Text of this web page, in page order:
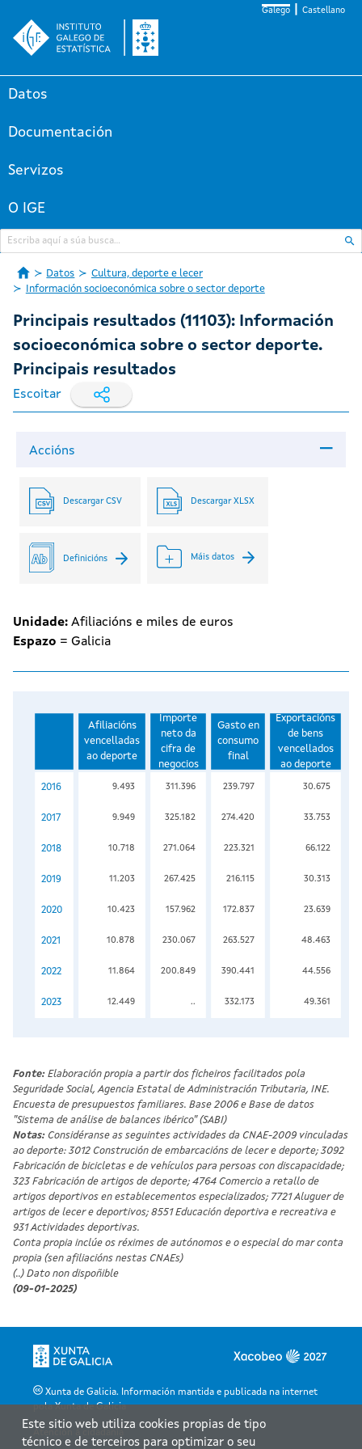
Galego Castellano
Datos
Documentación
Servizos
O IGE
Datos
Cultura, deporte e lecer
Información socioeconómica sobre o sector deporte
Principais resultados (11103): Información
socioeconómica sobre o sector deporte.
Principais resultados
Escoitar
Accións
Descargar CSV Descargar XLSX
Definicións Máis datos
Unidade: Afiliacións e miles de euros
Espazo = Galicia
Afiliacións
vencelladas
ao deporte
Importe
neto da
cifra de
negocios
Gasto en
consumo
final
Exportacións
de bens
vencellados
ao deporte
2016 9.493 311.396 239.797 30.675
2017 9.949 325.182 274.420 33.753
2018 10.718 271.064 223.321 66.122
2019 11.203 267.425 216.115 30.313
2020 10.423 157.962 172.837 23.639
2021 10.878 230.067 263.527 48.463
2022 11.864 200.849 390.441 44.556
2023 12.449 .. 332.173 49.361
Fonte: Elaboración propia a partir dos ficheiros facilitados pola
Seguridade Social, Agencia Estatal de Administración Tributaria, INE.
Encuesta de presupuestos familiares. Base 2006 e Base de datos
"Sistema de análise de balances ibérico" (SABI)
Notas: Considéranse as seguintes actividades da CNAE-2009 vinculadas
ao deporte: 3012 Construción de embarcacións de lecer e deporte; 3092
Fabricación de bicicletas e de vehículos para persoas con discapacidade;
323 Fabricación de artigos de deporte; 4764 Comercio a retallo de
artigos deportivos en establecementos especializados; 7721 Aluguer de
artigos de lecer e deportivos; 8551 Educación deportiva e recreativa e
931 Actividades deportivas.
Conta propia inclúe os réximes de autónomos e o especial do mar conta
propia (sen afiliacións nestas CNAEs)
(..) Dato non dispoñible
(09-01-2025)
Xunta de Galicia. Información mantida e publicada na internet
pola Xunta de Galicia
Este sitio web utiliza cookies propias de tipo
técnico e de terceiros para optimizar o seu